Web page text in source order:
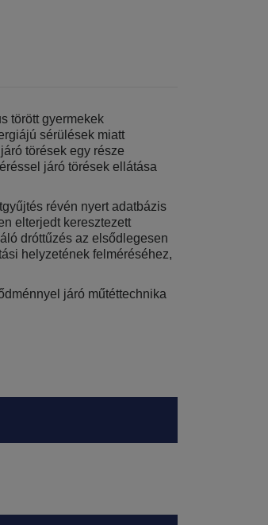
törött gyermekek
sérülések miatt
törések egy része
járó törések ellátása
révén nyert adatbázis
elterjedt keresztezett
dróttűzés az elsődlegesen
helyzetének felméréséhez,
járó műtéttechnika